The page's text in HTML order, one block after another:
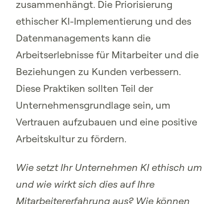
zusammenhängt. Die Priorisierung
ethischer KI-Implementierung und des
Datenmanagements kann die
Arbeitserlebnisse für Mitarbeiter und die
Beziehungen zu Kunden verbessern.
Diese Praktiken sollten Teil der
Unternehmensgrundlage sein, um
Vertrauen aufzubauen und eine positive
Arbeitskultur zu fördern.
Wie setzt Ihr Unternehmen KI ethisch um
und wie wirkt sich dies auf Ihre
Mitarbeitererfahrung aus? Wie können